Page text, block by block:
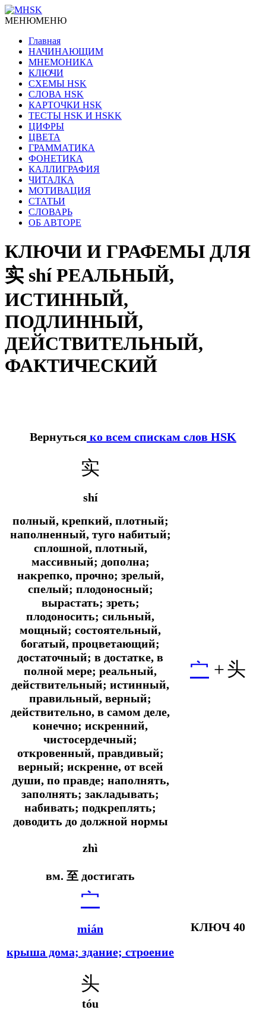
МЕНЮМЕНЮ
Главная
НАЧИНАЮЩИМ
МНЕМОНИКА
КЛЮЧИ
СХЕМЫ HSK
СЛОВА HSK
КАРТОЧКИ HSK
ТЕСТЫ HSK И HSKK
ЦИФРЫ
ЦВЕТА
ГРАММАТИКА
ФОНЕТИКА
КАЛЛИГРАФИЯ
ЧИТАЛКА
МОТИВАЦИЯ
СТАТЬИ
СЛОВАРЬ
ОБ АВТОРЕ
КЛЮЧИ И ГРАФЕМЫ ДЛЯ
实 shí РЕАЛЬНЫЙ,
ИСТИННЫЙ,
ПОДЛИННЫЙ,
ДЕЙСТВИТЕЛЬНЫЙ,
ФАКТИЧЕСКИЙ
Вернуться ко всем спискам слов HSK
实
shí
полный, крепкий, плотный;
наполненный, туго набитый;
сплошной, плотный,
массивный; дополна;
накрепко, прочно; зрелый,
спелый; плодоносный;
вырастать; зреть;
плодоносить; сильный,
мощный; состоятельный,
богатый, процветающий;
достаточный; в достатке, в
полной мере; реальный,
действительный; истинный,
правильный, верный;
действительно, в самом деле,
конечно; искренний,
чистосердечный;
откровенный, правдивый;
верный; искренне, от всей
души, по правде; наполнять,
заполнять; закладывать;
набивать; подкреплять;
доводить до должной нормы
zhì
вм. 至 достигать
宀 +头
宀
mián
крыша дома; здание; строение
КЛЮЧ 40
头
tóu